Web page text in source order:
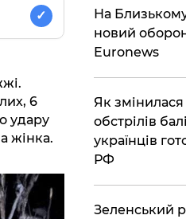
✓
6
удару
жінка.
На
новий
Euronews
Як
обстрілів
українців
РФ
Зеленський